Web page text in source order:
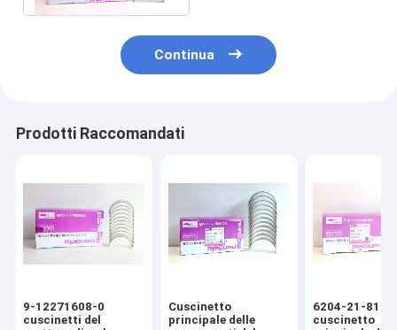
Continua
Prodotti Raccomandati
9-12271608-0
cuscinetti del
Cuscinetto
principale delle
6204-21-8100
cuscinetto